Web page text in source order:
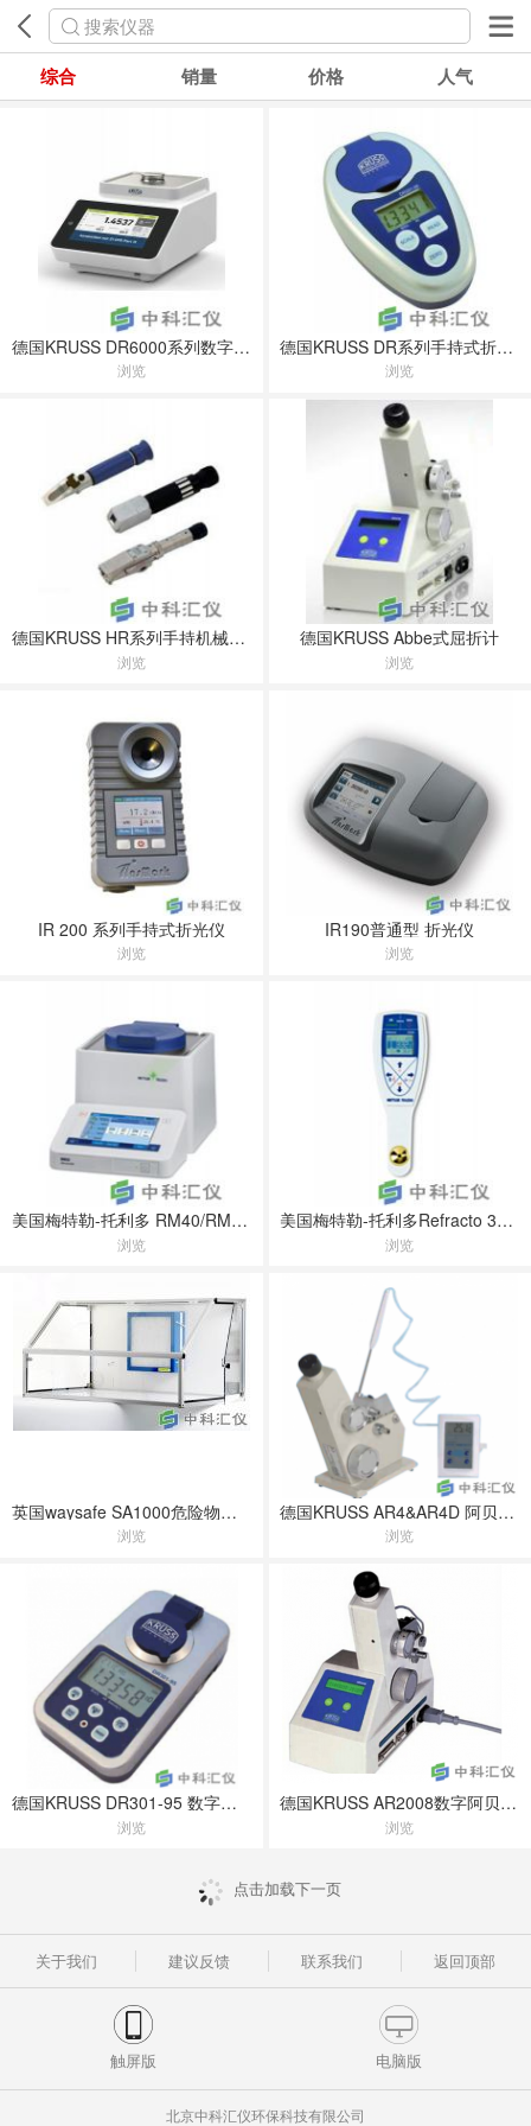
搜索仪器
综合 销量 价格 人气
德国KRUSS DR6000系列数字折光仪
浏览
德国KRUSS DR系列手持式折光仪
浏览
德国KRUSS HR系列手持机械式屈折度计
浏览
德国KRUSS Abbe式屈折计
浏览
IR 200 系列手持式折光仪
浏览
IR190普通型 折光仪
浏览
美国梅特勒-托利多 RM40/RM50折光率仪
浏览
美国梅特勒-托利多Refracto 30PX/GS便携式折光率仪
浏览
英国waysafe SA1000危险物质净化台
浏览
德国KRUSS AR4&AR4D 阿贝折光仪
浏览
德国KRUSS DR301-95 数字手提式折光仪
浏览
德国KRUSS AR2008数字阿贝折光仪
浏览
点击加载下一页
关于我们 建议反馈 联系我们 返回顶部
触屏版 电脑版
北京中科汇仪环保科技有限公司